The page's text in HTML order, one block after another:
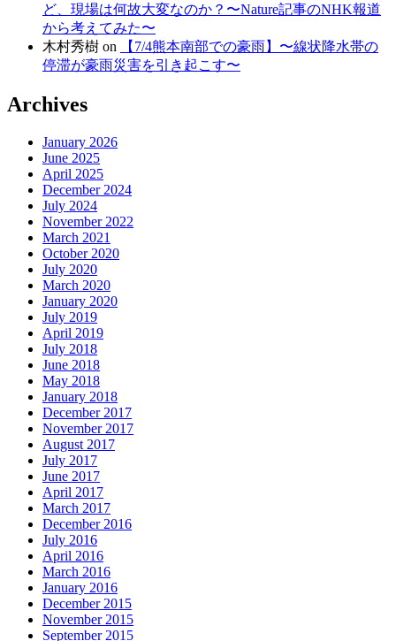
ど、現場は何故大変なのか？〜Nature記事のNHK報道
から考えてみた〜
木村秀樹 on
【7/4熊本南部での豪雨】〜線状降水帯の
停滞が豪雨災害を引き起こす〜
Archives
January 2026
June 2025
April 2025
December 2024
July 2024
November 2022
March 2021
October 2020
July 2020
March 2020
January 2020
July 2019
April 2019
July 2018
June 2018
May 2018
January 2018
December 2017
November 2017
August 2017
July 2017
June 2017
April 2017
March 2017
December 2016
July 2016
April 2016
March 2016
January 2016
December 2015
November 2015
September 2015